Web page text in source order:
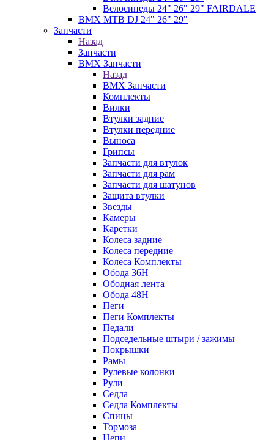
Велосипеды 24" 26" 29" FAIRDALE
BMX MTB DJ 24" 26" 29"
Запчасти
Назад
Запчасти
BMX Запчасти
Назад
BMX Запчасти
Комплекты
Вилки
Втулки задние
Втулки передние
Выноса
Грипсы
Запчасти для втулок
Запчасти для рам
Запчасти для шатунов
Защита втулки
Звезды
Камеры
Каретки
Колеса задние
Колеса передние
Колеса Комплекты
Обода 36H
Ободная лента
Обода 48H
Пеги
Пеги Комплекты
Педали
Подседельные штыри / зажимы
Покрышки
Рамы
Рулевые колонки
Рули
Седла
Седла Комплекты
Спицы
Тормоза
Цепи